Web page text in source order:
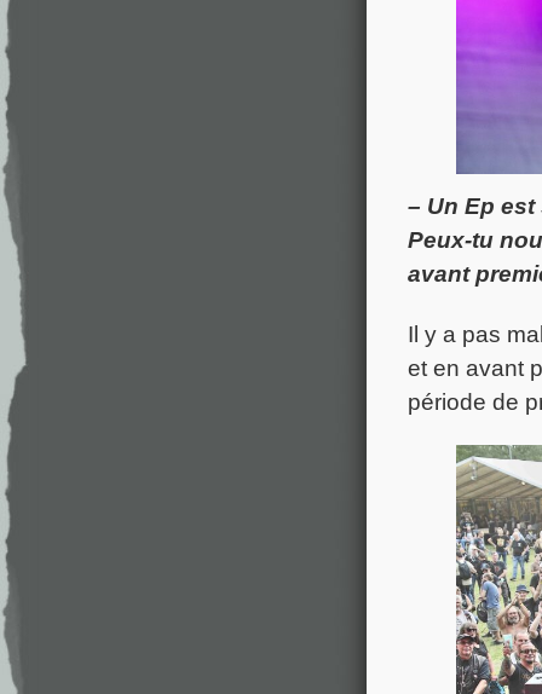
– Un Ep est
Peux-tu
avant
Il y a pas
et en avant
période de